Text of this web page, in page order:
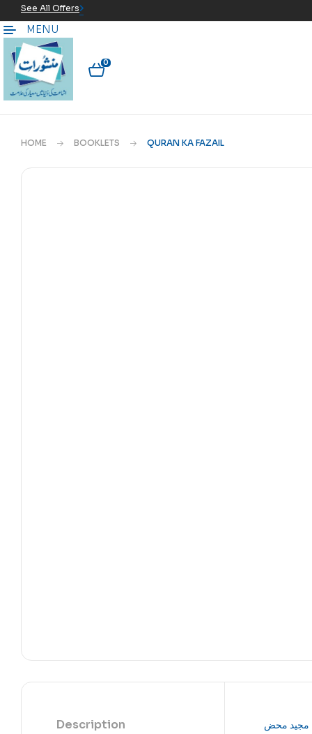
See All Offers
MENU
0
HOME BOOKLETS QURAN KA FAZAIL
Description
مجید محض